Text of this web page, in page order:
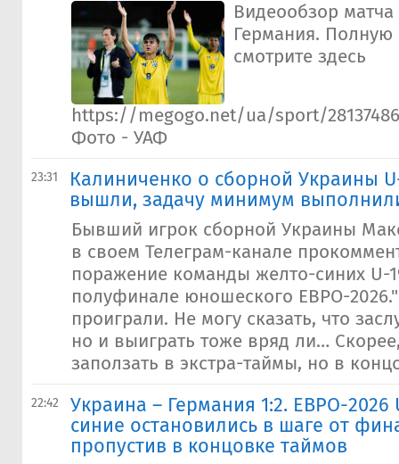
Видеообзор
Германия.
смотрите здесь
https://megogo.net/ua/sport/
Фото - УАФ
23:31
Калиниченко о сборной Украины
вышли, задачу минимум
Бывший игрок сборной Украины
в своем Телеграм-канале
поражение команды желто-синих U-
полуфинале юношеского ЕВРО-
проиграли. Не могу сказать, что
но и выиграть тоже вряд ли…
заползать в экстра-таймы, но в
22:42
Украина – Германия 1:2. ЕВРО-2026
синие остановились в шаге от
пропустив в концовке таймов